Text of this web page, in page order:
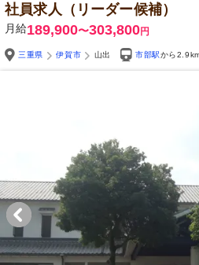
社員求人（リーダー候補）
月給189,900〜303,800円
三重県
伊賀市 山出 市部駅から